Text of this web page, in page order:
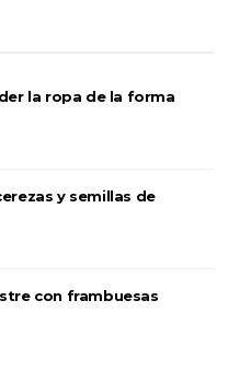
la ropa de la forma
y semillas de
con frambuesas